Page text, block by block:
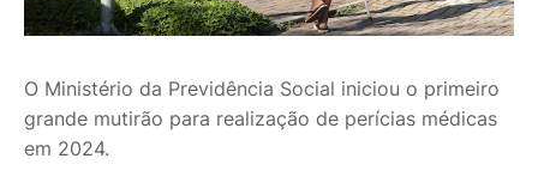
O Ministério da Previdência Social iniciou o primeiro
grande mutirão para realização de perícias médicas
em 2024.